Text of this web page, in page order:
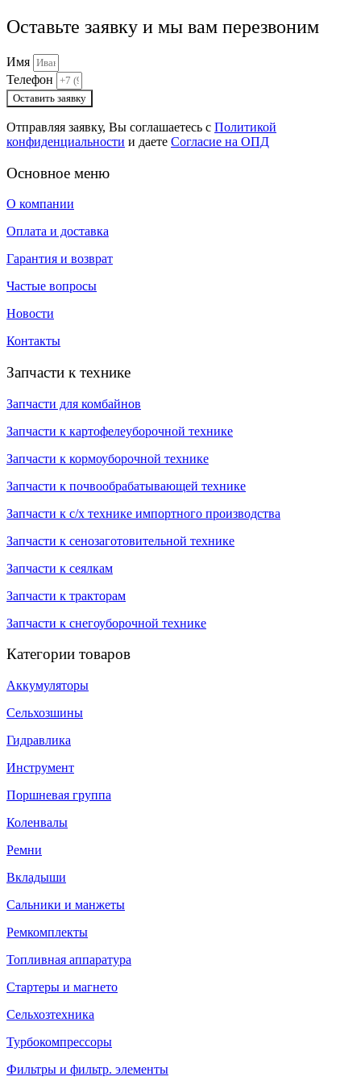
Оставьте заявку и мы вам перезвоним
Имя
Телефон
Оставить заявку
Отправляя заявку, Вы соглашаетесь с Политикой
конфиденциальности и даете Согласие на ОПД
Основное меню
О компании
Оплата и доставка
Гарантия и возврат
Частые вопросы
Новости
Контакты
Запчасти к технике
Запчасти для комбайнов
Запчасти к картофелеуборочной технике
Запчасти к кормоуборочной технике
Запчасти к почвообрабатывающей технике
Запчасти к с/х технике импортного производства
Запчасти к сенозаготовительной технике
Запчасти к сеялкам
Запчасти к тракторам
Запчасти к снегоуборочной технике
Категории товаров
Аккумуляторы
Сельхозшины
Гидравлика
Инструмент
Поршневая группа
Коленвалы
Ремни
Вкладыши
Сальники и манжеты
Ремкомплекты
Топливная аппаратура
Стартеры и магнето
Сельхозтехника
Турбокомпрессоры
Фильтры и фильтр. элементы